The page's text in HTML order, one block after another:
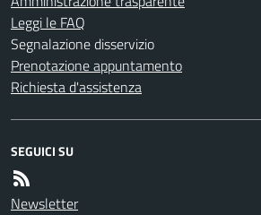
Leggi le FAQ
Segnalazione disservizio
Prenotazione appuntamento
Richiesta d'assistenza
SEGUICI SU
Newsletter